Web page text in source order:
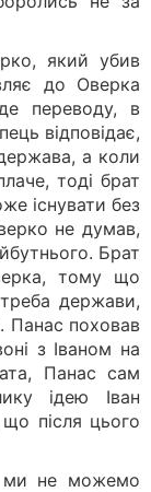
який убив
до Оверка
переводу, в
відповідає,
а коли
тоді брат
існувати без
не думав,
Брат
тому що
держави,
Панас поховав
з Іваном на
Панас сам
ідею Іван
після цього
ми не можемо